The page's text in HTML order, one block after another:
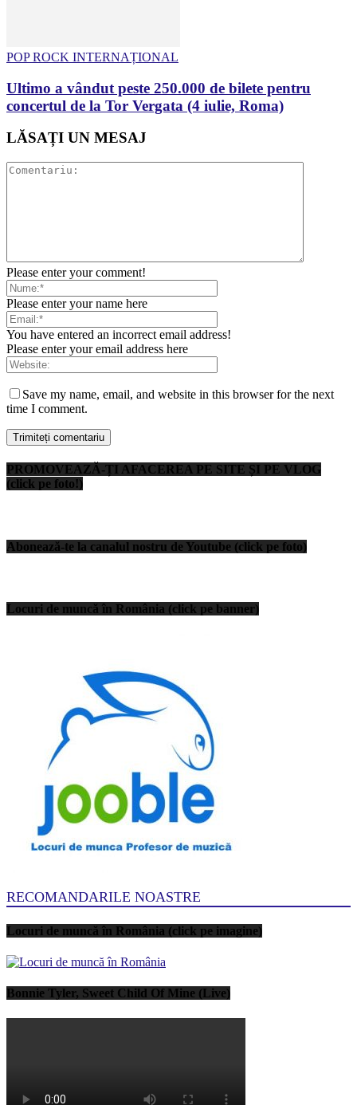
POP ROCK INTERNAȚIONAL
Ultimo a vândut peste 250.000 de bilete pentru
concertul de la Tor Vergata (4 iulie, Roma)
LĂSAȚI UN MESAJ
Please enter your comment!
Please enter your name here
You have entered an incorrect email address!
Please enter your email address here
Save my name, email, and website in this browser for the next
time I comment.
PROMOVEAZĂ-ȚI AFACEREA PE SITE ȘI PE VLOG
(click pe foto!)
Abonează-te la canalul nostru de Youtube (click pe foto)
Locuri de muncă în România (click pe banner)
RECOMANDARILE NOASTRE
Locuri de muncă în România (click pe imagine)
Bonnie Tyler, Sweet Child Of Mine (Live)